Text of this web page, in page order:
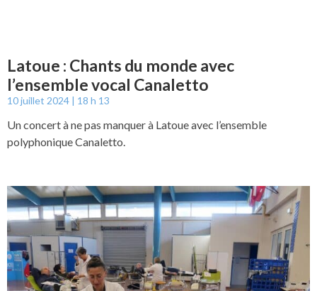
Latoue : Chants du monde avec
l’ensemble vocal Canaletto
10 juillet 2024 18 h 13
Un concert à ne pas manquer à Latoue avec l’ensemble
polyphonique Canaletto.